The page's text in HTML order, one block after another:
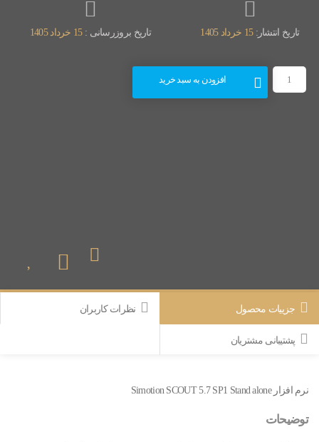
تاریخ انتشار:15 خرداد 1405 تاریخ بروزرسانی :15 خرداد 1405
افزودن به سبد خرید
جزییات محصول نظرات کاربران
پشتیبانی مشتریان
نرم افزار Simotion SCOUT 5.7 SP1 Stand alone
توضیحات